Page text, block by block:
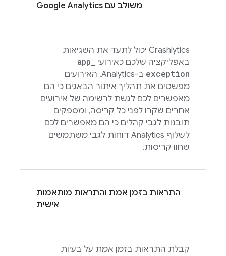
משולב עם Google Analytics
Crashlytics יכול לתעד את השגיאות
באפליקציה שלכם כאירועי
app
exception ב-Analytics. האירועים
מפשטים את תהליך איתור הבאגים כי הם
מאפשרים לכם לגשת לרשימה של אירועים
אחרים שקרו לפני כל קריסה, ומספקים
תובנות לגבי קהלים כי הם מאפשרים לכם
לשלוף Analytics דוחות לגבי משתמשים
שחוו קריסות.
התראות בזמן אמת והתראות מותאמות
אישית
קבלת התראות בזמן אמת על בעיות